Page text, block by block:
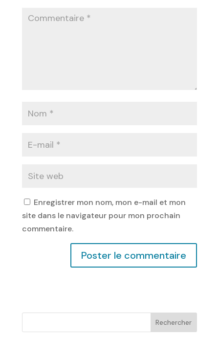
Enregistrer mon nom, mon e-mail et mon
site dans le navigateur pour mon prochain
commentaire.